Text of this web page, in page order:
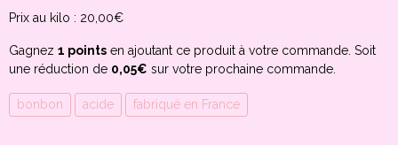
Prix au kilo : 20,00€
Gagnez 1 points en ajoutant ce produit à votre commande. Soit
une réduction de 0,05€ sur votre prochaine commande.
bonbon acide fabriqué en France